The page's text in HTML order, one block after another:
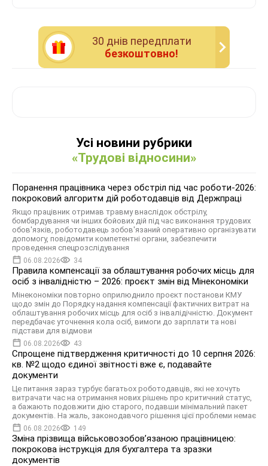
30 днiв передплати
безкоштовно!
Усі новини рубрики
«Трудові відносини»
Поранення працівника через обстріл під час роботи-2026:
покроковий алгоритм дій роботодавців від Держпраці
Якщо працівник отримав травму внаслідок обстрілу,
бомбардування чи інших бойових дій під час виконання трудових
обов'язків, роботодавець зобов'язаний оперативно організувати
допомогу, повідомити компетентні органи, забезпечити
проведення спецрозслідування
06.08.2026 34
Правила компенсації за облаштування робочих місць для
осіб з інвалідністю – 2026: проєкт змін від Мінекономіки
Мінекономіки повторно оприлюднило проєкт постанови КМУ
щодо змін до Порядку надання компенсації фактичних витрат на
облаштування робочих місць для осіб з інвалідічністю. Документ
передбачає уточнення кола осіб, вимоги до зарплати та нові
підстави для відмови
06.08.2026 43
Спрощене підтвердження критичності до 10 серпня 2026:
кв. №2 щодо єдиної звітності вже є, подавайте
документи
Це питання зараз турбує багатьох роботодавців, які не хочуть
витрачати час на отримання нових рішень про критичний статус,
а бажають подовжити дію старого, подавши мінімальний пакет
документів. На жаль, законодавчого рішення цієї проблеми немає
06.08.2026 149
Зміна прізвища військовозобов’язаною працівницею:
покрокова інструкція для бухгалтера та зразки
документів